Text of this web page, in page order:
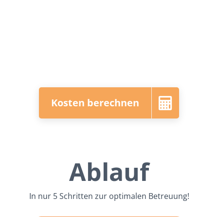
Kosten berechnen
Ablauf
In nur 5 Schritten zur optimalen Betreuung!